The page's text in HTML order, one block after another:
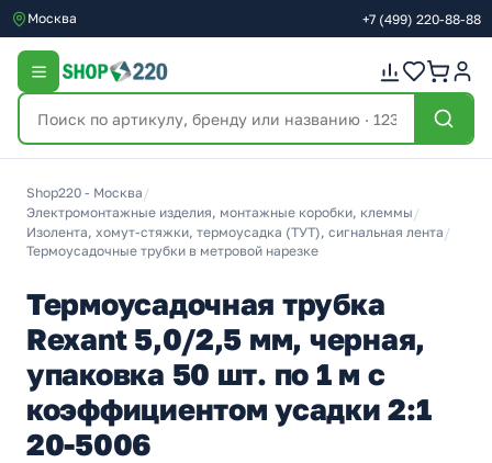
Москва +7 (499) 220-88-88
Shop220 - Москва /
Электромонтажные изделия, монтажные коробки, клеммы /
Изолента, хомут-стяжки, термоусадка (ТУТ), сигнальная лента /
Термоусадочные трубки в метровой нарезке
Термоусадочная трубка
Rexant 5,0/2,5 мм, черная,
упаковка 50 шт. по 1 м с
коэффициентом усадки 2:1
20-5006